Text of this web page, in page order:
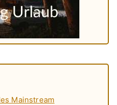
Mainstream